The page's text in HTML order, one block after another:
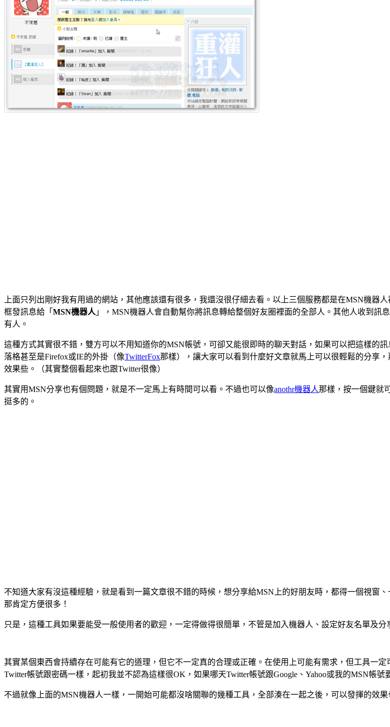
上面只列出剛好我有用過的網站，其他應該還有很多，我還沒很仔細去看。以上三個服務都是在MSN機
框發訊息給「 MSN機器人 」，MSN機器人會自動幫你將訊息轉給整個好友圈裡面的全部人。其他人收到
有人。
這種方式其實很不錯，雙方可以不用知道你的MSN帳號，可卻又能很即時的聊天對話，如果可以把這樣的
落格甚至是Firefox或IE的外掛（像TwitterFox那樣），讓大家可以看到什麼好文章就馬上可以很輕鬆的分享，
效果些。（其實整個看起來也跟Twitter很像）
其實用MSN分享也有個問題，就是不一定馬上有時間可以看。不過也可以像anothr機器人那樣，按一個鍵就
挺多的。
不知道大家有沒這種經驗，就是看到一篇文章很不錯的時候，想分享給MSN上的好朋友時，都得一個視窗
那肯定方便很多！
只是，這種工具如果要能受一般使用者的歡迎，一定得做得很簡單，不管是加入機器人、設定好友名單及
其實某個東西會持續存在可能有它的道理，但它不一定真的合理或正確。在使用上可能有需求，但工具一
Twitter帳號跟密碼一樣，起初我並不認為這樣很OK，如果哪天Twitter帳號跟Google、Yahoo或我的MSN帳
不過就像上面的MSN機器人一樣，一開始可能都沒啥關聯的幾種工具，全部湊在一起之後，可以發揮的效